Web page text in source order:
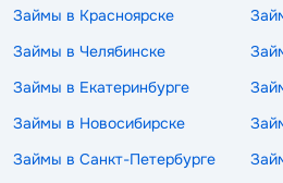
Займы в Красноярске
Займы в Челябинске
Займы в Екатеринбурге
Займы в Новосибирске
Займы в Санкт-Петербурге